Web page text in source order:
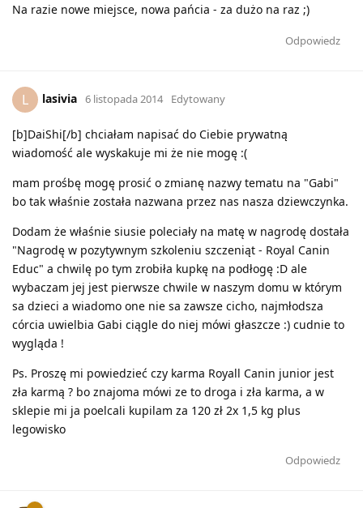
Na razie nowe miejsce, nowa pańcia - za dużo na raz ;)
Odpowiedz
L lasivia 6 listopada 2014 Edytowany
[b]DaiShi[/b] chciałam napisać do Ciebie prywatną
wiadomość ale wyskakuje mi że nie mogę :(
mam prośbę mogę prosić o zmianę nazwy tematu na "Gabi"
bo tak właśnie została nazwana przez nas nasza dziewczynka.
Dodam że właśnie siusie poleciały na matę w nagrodę dostała
"Nagrodę w pozytywnym szkoleniu szczeniąt - Royal Canin
Educ" a chwilę po tym zrobiła kupkę na podłogę :D ale
wybaczam jej jest pierwsze chwile w naszym domu w którym
sa dzieci a wiadomo one nie sa zawsze cicho, najmłodsza
córcia uwielbia Gabi ciągle do niej mówi głaszcze :) cudnie to
wygląda !
Ps. Proszę mi powiedzieć czy karma Royall Canin junior jest
zła karmą ? bo znajoma mówi ze to droga i zła karma, a w
sklepie mi ja poelcali kupilam za 120 zł 2x 1,5 kg plus
legowisko
Odpowiedz